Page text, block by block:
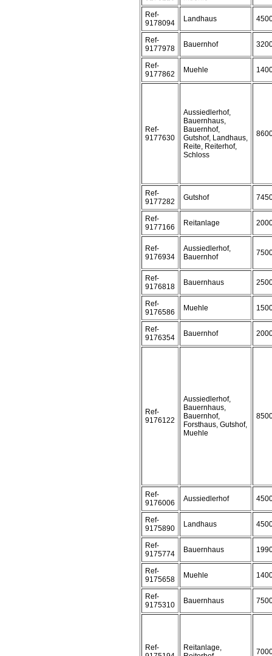
Ref-
9178094
Landhaus
Ref-
9177978
Bauernhof
Ref-
9177862
Muehle
Ref-
9177630
Aussiedlerhof,
Bauernhaus,
Bauernhof,
Gutshof, Landhaus,
Reite, Reiterhof,
Schloss
Ref-
9177282
Gutshof
Ref-
9177166
Reitanlage
Ref-
9176934
Aussiedlerhof,
Bauernhof
Ref-
9176818
Bauernhaus
Ref-
9176586
Muehle
Ref-
9176354
Bauernhof
Ref-
9176122
Aussiedlerhof,
Bauernhaus,
Bauernhof,
Forsthaus, Gutshof,
Muehle
Ref-
9176006
Aussiedlerhof
Ref-
9175890
Landhaus
Ref-
9175774
Bauernhaus
Ref-
9175658
Muehle
Ref-
9175310
Bauernhaus
Ref-
Reitanlage,